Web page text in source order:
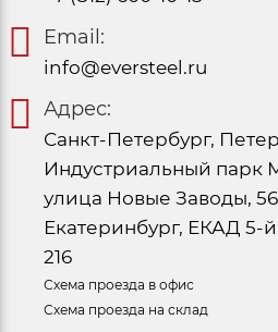
Email:
info@eversteel.ru
Адрес:
Санкт-Петербург,
Индустриальный парк
улица Новые Заводы,
Екатеринбург, ЕКАД 5-
216
Схема проезда в офис
Схема проезда на склад